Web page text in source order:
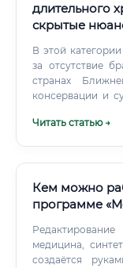
длительного
скрытые
В этой
за отсутствие
странах
консервации и
превышают
Читать статью →
Кем можно
программе
медицина,
создаётся